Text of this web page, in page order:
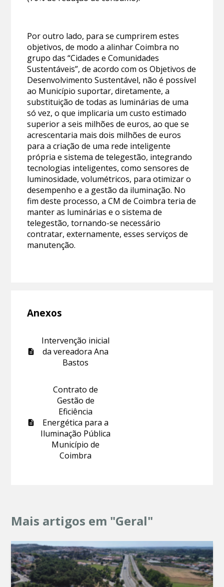
Por outro lado, para se cumprirem estes
objetivos, de modo a alinhar Coimbra no
grupo das “Cidades e Comunidades
Sustentáveis”, de acordo com os Objetivos de
Desenvolvimento Sustentável, não é possível
ao Município suportar, diretamente, a
substituição de todas as luminárias de uma
só vez, o que implicaria um custo estimado
superior a seis milhões de euros, ao que se
acrescentaria mais dois milhões de euros
para a criação de uma rede inteligente
própria e sistema de telegestão, integrando
tecnologias inteligentes, como sensores de
luminosidade, volumétricos, para otimizar o
desempenho e a gestão da iluminação. No
fim deste processo, a CM de Coimbra teria de
manter as luminárias e o sistema de
telegestão, tornando-se necessário
contratar, externamente, esses serviços de
manutenção.
Anexos
Intervenção inicial
da vereadora Ana
Bastos
Contrato de
Gestão de
Eficiência
Energética para a
Iluminação Pública
Município de
Coimbra
Mais artigos em "Geral"